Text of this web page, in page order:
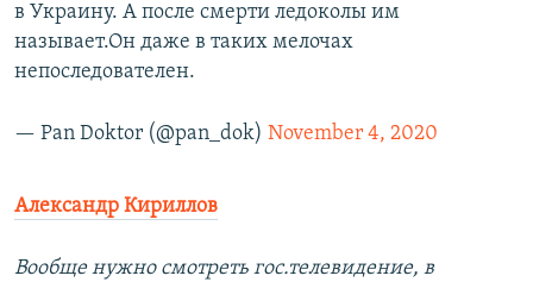
в Украину. А после смерти ледоколы им
называет.Он даже в таких мелочах
непоследователен.
— Pan Doktor (@pan_dok) November 4, 2020
Александр Кириллов
Вообще нужно смотреть гос.телевидение, в